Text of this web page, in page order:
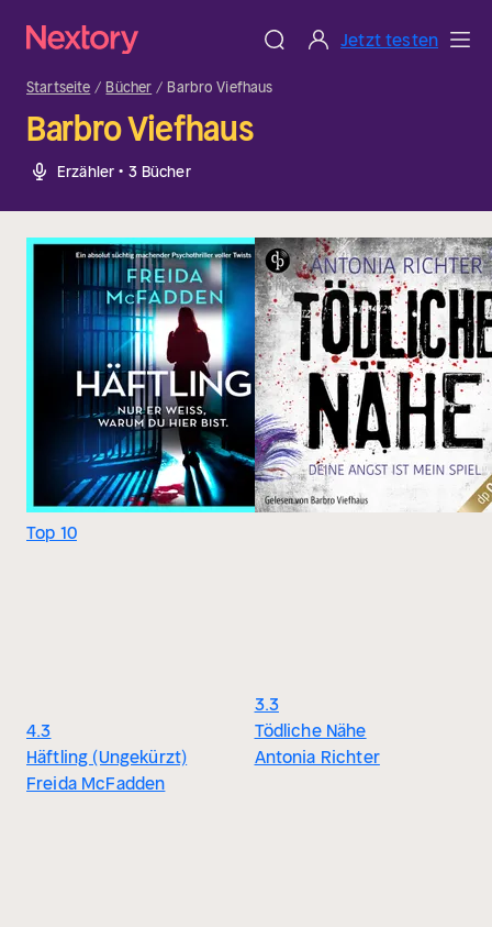
Jetzt testen
Startseite Bücher Barbro Viefhaus
Barbro Viefhaus
Erzähler • 3 Bücher
Top 10
4.3
Häftling (Ungekürzt)
Freida McFadden
3.3
Tödliche Nähe
Antonia Richter